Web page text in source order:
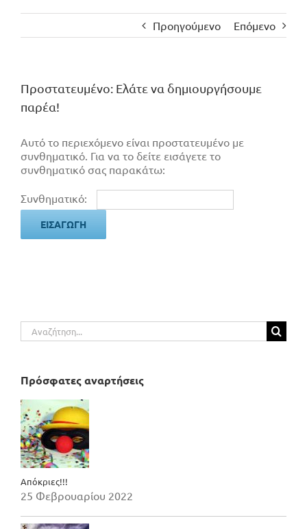
Προηγούμενο Επόμενο
Πρoστατευμένο: Ελάτε να δημιουργήσουμε
παρέα!
Αυτό το περιεχόμενο είναι προστατευμένο με
συνθηματικό. Για να το δείτε εισάγετε το
συνθηματικό σας παρακάτω:
Συνθηματικό:
Αναζήτηση
για:
Πρόσφατες αναρτήσεις
Απόκριες!!!
25 Φεβρουαρίου 2022